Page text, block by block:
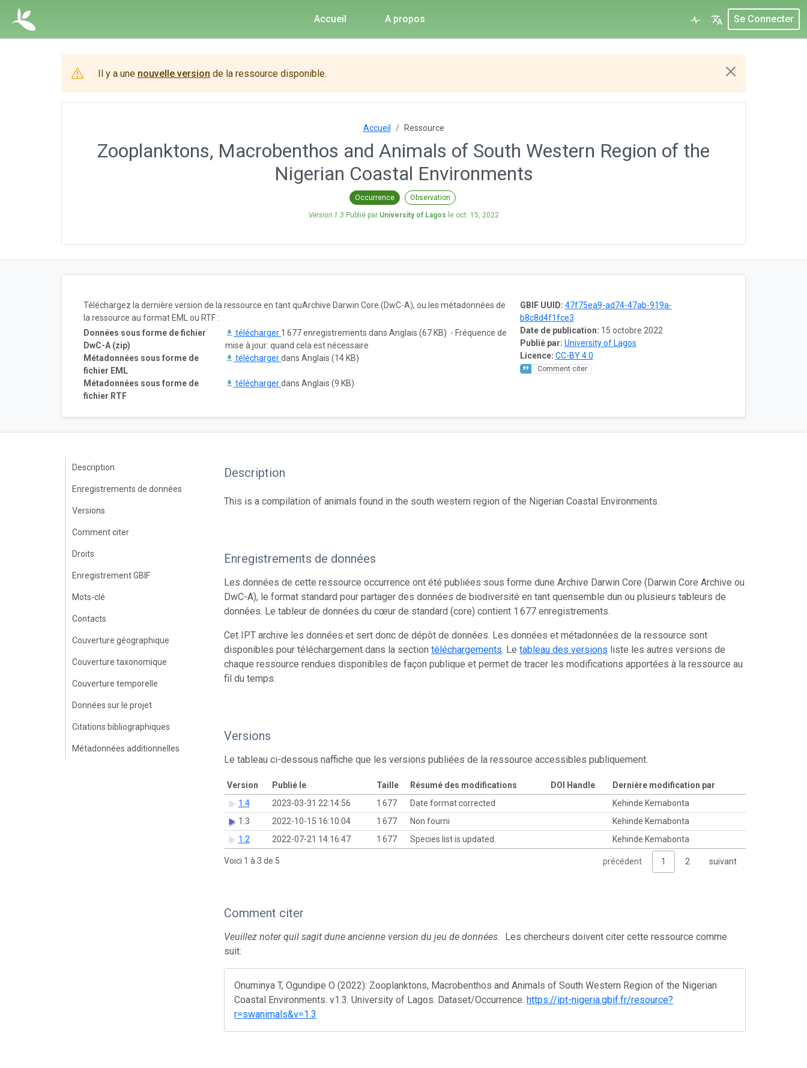
Accueil A propos Se Connecter
Il y a une nouvelle version de la ressource disponible.
Accueil Ressource
Zooplanktons, Macrobenthos and Animals of South Western Region of the
Nigerian Coastal Environments
Occurrence Observation
Version 1.3 Publié par University of Lagos le oct. 15, 2022
GBIF UUID: 47f75ea9-ad74-47ab-919a-
b8c8d4f1fce3
Date de publication: 15 octobre 2022
Publié par: University of Lagos
Licence: CC-BY 4.0
Comment citer
Téléchargez la dernière version de la ressource en tant quArchive Darwin Core (DwC-A), ou les métadonnées de
la ressource au format EML ou RTF :
Données sous forme de fichier
DwC-A (zip)
télécharger 1 677 enregistrements dans Anglais (67 KB) - Fréquence de
mise à jour: quand cela est nécessaire
Métadonnées sous forme de
fichier EML
téléchargerdans Anglais (14 KB)
Métadonnées sous forme de
fichier RTF
téléchargerdans Anglais (9 KB)
Description
Enregistrements de données
Versions
Comment citer
Droits
Enregistrement GBIF
Mots-clé
Contacts
Couverture géographique
Couverture taxonomique
Couverture temporelle
Données sur le projet
Citations bibliographiques
Métadonnées additionnelles
Description
This is a compilation of animals found in the south western region of the Nigerian Coastal Environments.
Enregistrements de données
Les données de cette ressource occurrence ont été publiées sous forme dune Archive Darwin Core (Darwin Core Archive ou
DwC-A), le format standard pour partager des données de biodiversité en tant quensemble dun ou plusieurs tableurs de
données. Le tableur de données du cœur de standard (core) contient 1 677 enregistrements.
Cet IPT archive les données et sert donc de dépôt de données. Les données et métadonnées de la ressource sont
disponibles pour téléchargement dans la sectiontéléchargements. Letableau des versions liste les autres versions de
chaque ressource rendues disponibles de façon publique et permet de tracer les modifications apportées à la ressource au
fil du temps.
Versions
Le tableau ci-dessous naffiche que les versions publiées de la ressource accessibles publiquement.
Version Publié le Taille Résumé des modifications DOI Handle
Dernière modification par
1.4
2023-03-31 22:14:56 1 677 Date format corrected
Kehinde Kemabonta
1.3
2022-10-15 16:10:04 1 677 Non fourni
Kehinde Kemabonta
1.2
2022-07-21 14:16:47 1 677 Species list is updated. Kehinde Kemabonta
Voici 1 à 3 de 5 précédent 1 2 suivant
Comment citer
Veuillez noter quil sagit dune ancienne version du jeu de données.
Les chercheurs doivent citer cette ressource comme
suit:
Onuminya T, Ogundipe O (2022): Zooplanktons, Macrobenthos and Animals of South Western Region of the Nigerian
Coastal Environments. v1.3. University of Lagos. Dataset/Occurrence. https://ipt-nigeria.gbif.fr/resource?
r=swanimals&v=1.3